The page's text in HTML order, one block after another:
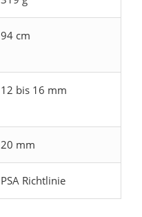
94 cm
12 bis 16 mm
20 mm
PSA Richtlinie